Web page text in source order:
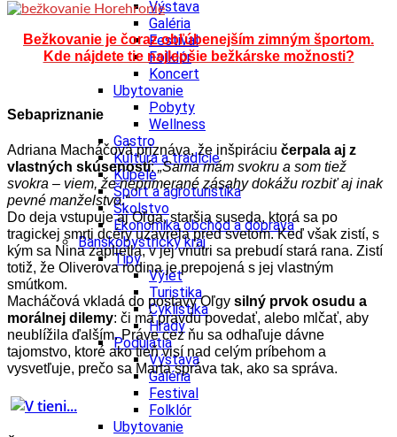
Výstava
Galéria
Festival
Folklór
Koncert
Ubytovanie
Pobyty
Wellness
Gastro
Kultúra a tradície
Kúpele
Šport a agroturistika
Školstvo
Ekonomika obchod a doprava
Banskobystrický kraj
Tipy
Výlet
Turistika
Cyklistika
Hrady
Podujatia
Výstava
Galéria
Festival
Folklór
Ubytovanie
Bežkovanie je čoraz obľúbenejším zimným športom.
Kde nájdete tie najlepšie bežkárske možnosti?
Sebapriznanie
Adriana Macháčová priznáva, že inšpiráciu čerpala aj z
vlastných skúseností:„Sama mám svokru a som tiež
svokra – viem, že neprimerané zásahy dokážu rozbiť aj inak
pevné manželstvo.“
Do deja vstupuje aj Oľga, staršia suseda, ktorá sa po
tragickej smrti dcéry uzavrela pred svetom. Keď však zistí, s
kým sa Nina zaplietla, v jej vnútri sa prebudí stará rana. Zistí
totiž, že Oliverova rodina je prepojená s jej vlastným
smútkom.
Macháčová vkladá do postavy Oľgy silný prvok osudu a
morálnej dilemy: či má pravdu povedať, alebo mlčať, aby
neublížila ďalším. Práve cez ňu sa odhaľuje dávne
tajomstvo, ktoré ako tieň visí nad celým príbehom a
vysvetľuje, prečo sa Marta správa tak, ako sa správa.